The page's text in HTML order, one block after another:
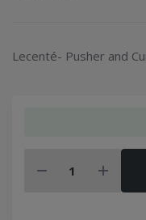
Lecenté- Pusher and